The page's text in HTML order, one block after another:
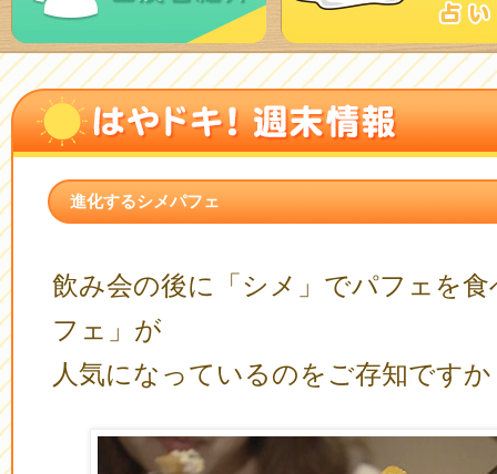
進化するシメパフェ
飲み会の後に「シメ」でパフェを
フェ」が
人気になっているのをご存知ですか